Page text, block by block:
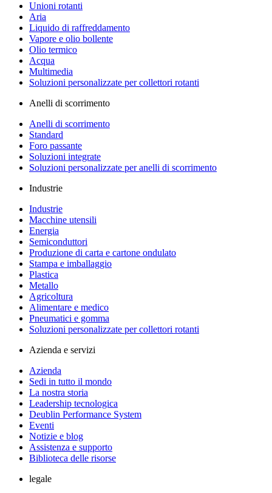
Unioni rotanti
Aria
Liquido di raffreddamento
Vapore e olio bollente
Olio termico
Acqua
Multimedia
Soluzioni personalizzate per collettori rotanti
Anelli di scorrimento
Anelli di scorrimento
Standard
Foro passante
Soluzioni integrate
Soluzioni personalizzate per anelli di scorrimento
Industrie
Industrie
Macchine utensili
Energia
Semiconduttori
Produzione di carta e cartone ondulato
Stampa e imballaggio
Plastica
Metallo
Agricoltura
Alimentare e medico
Pneumatici e gomma
Soluzioni personalizzate per collettori rotanti
Azienda e servizi
Azienda
Sedi in tutto il mondo
La nostra storia
Leadership tecnologica
Deublin Performance System
Eventi
Notizie e blog
Assistenza e supporto
Biblioteca delle risorse
legale